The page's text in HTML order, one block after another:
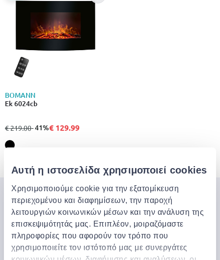
Αυτή η ιστοσελίδα χρησιμοποιεί cookies
Χρησιμοποιούμε cookie για την εξατομίκευση
περιεχομένου και διαφημίσεων, την παροχή
λειτουργιών κοινωνικών μέσων και την ανάλυση της
επισκεψιμότητάς μας. Επιπλέον, μοιραζόμαστε
πληροφορίες που αφορούν τον τρόπο που
χρησιμοποιείτε τον ιστότοπό μας με συνεργάτες
BOMANN
Ek 6024cb
από
€ 219.00σε
- 41%€ 129.99
3 από 3 Προϊόντα
Μπες στον κόσμο της
Jinius
Εάν θέλετε να αποκτήσετε έγκαιρη πρόσβαση σε
αποκλειστικές προσφορές, νέα προϊόντα και τα